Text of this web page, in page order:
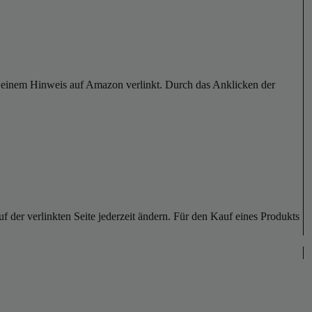
Hinweis auf Amazon verlinkt. Durch das Anklicken der
der verlinkten Seite jederzeit ändern. Für den Kauf eines Produkts